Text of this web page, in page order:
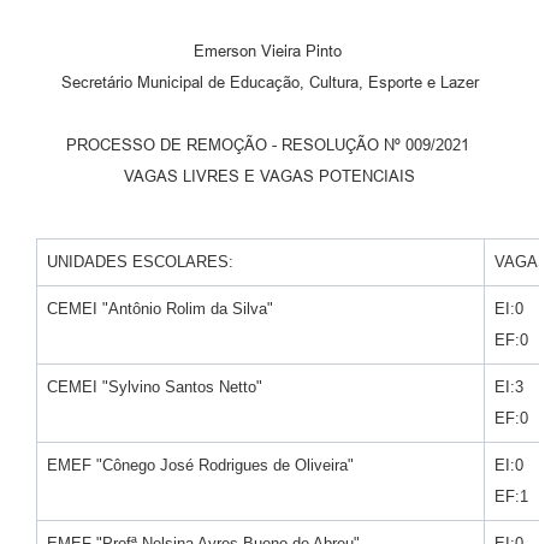
Emerson Vieira Pinto
Secretário Municipal de Educação, Cultura, Esporte e Lazer
PROCESSO DE REMOÇÃO - RESOLUÇÃO Nº 009/2021
VAGAS LIVRES E VAGAS POTENCIAIS
UNIDADES ESCOLARES:
CEMEI "Antônio Rolim da Silva"
EI:0
EF:0
CEMEI "Sylvino Santos Netto"
EI:3
EF:0
EMEF "Cônego José Rodrigues de Oliveira"
EI:0
EF:1